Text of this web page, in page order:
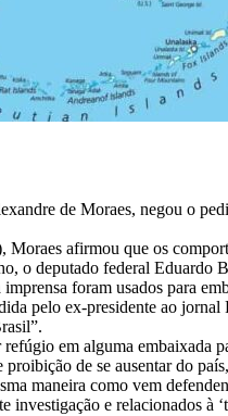
de Moraes, negou o
afirmou que os
o deputado federal Eduardo
foram usados para
pelo ex-presidente ao
em alguma embaixada
de se ausentar do
maneira como vem
investigação e relacionados